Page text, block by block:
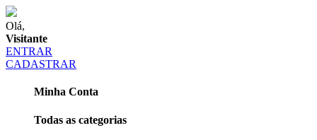
Olá,
Visitante
ENTRAR
CADASTRAR
Minha Conta
Todas as categorias